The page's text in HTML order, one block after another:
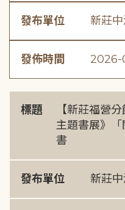
發布單位 新莊
發佈時間
標題
【新莊福營
主題書展》
書
發布單位 新莊